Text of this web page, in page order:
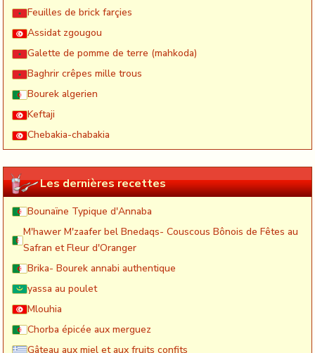
Feuilles de brick farçies
Assidat zgougou
Galette de pomme de terre (mahkoda)
Baghrir crêpes mille trous
Bourek algerien
Keftaji
Chebakia-chabakia
Les dernières recettes
Bounaïne Typique d'Annaba
M'hawer M'zaafer bel Bnedaqs- Couscous Bônois de Fêtes au
Safran et Fleur d'Oranger
Brika- Bourek annabi authentique
yassa au poulet
Mlouhia
Chorba épicée aux merguez
Gâteau aux miel et aux fruits confits